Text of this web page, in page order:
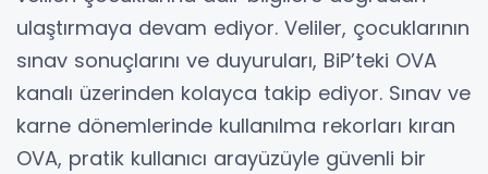
ulaştırmaya devam ediyor. Veliler, çocuklarının
sınav sonuçlarını ve duyuruları, BiP’teki OVA
kanalı üzerinden kolayca takip ediyor. Sınav ve
karne dönemlerinde kullanılma rekorları kıran
OVA, pratik kullanıcı arayüzüyle güvenli bir